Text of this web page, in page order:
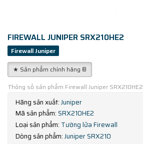
FIREWALL JUNIPER SRX210HE2
Firewall Juniper
★ Sản phẩm chính hãng ®
Thông số sản phẩm Firewall Juniper SRX210HE2
Hãng sản xuất:Juniper
Mã sản phẩm: SRX210HE2
Loại sản phẩm: Tường lửa Firewall
Dòng sản phẩm:Juniper SRX210